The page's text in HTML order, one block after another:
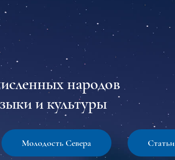
народов
и культуры
Молодость Севера Статьи